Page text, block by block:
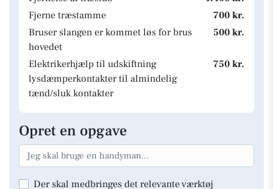
Fjerne træstamme
700 kr.
Bruser slangen er kommet løs for brus
hovedet
500 kr.
Elektrikerhjælp til udskiftning
lysdæmperkontakter til almindelig
tænd/sluk kontakter
750 kr.
Opret en opgave
Der skal medbringes det relevante værktøj